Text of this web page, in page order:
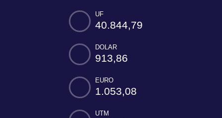
UF
40.844,79
DOLAR
913,86
EURO
1.053,08
UTM